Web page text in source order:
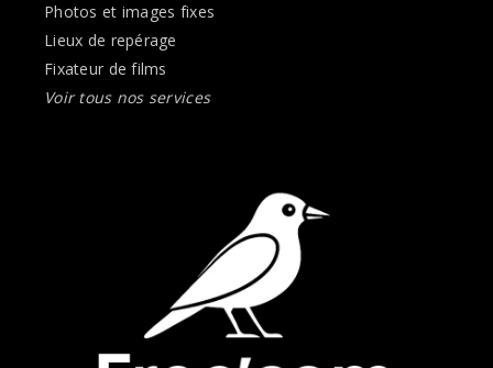
Photos et images fixes
Lieux de repérage
Fixateur de films
Voir tous nos services